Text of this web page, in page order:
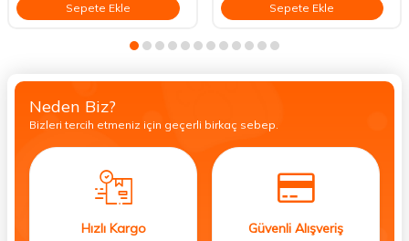
Sepete Ekle Sepete Ekle
Neden Biz?
Bizleri tercih etmeniz için geçerli birkaç sebep.
Hızlı Kargo Güvenli Alışveriş